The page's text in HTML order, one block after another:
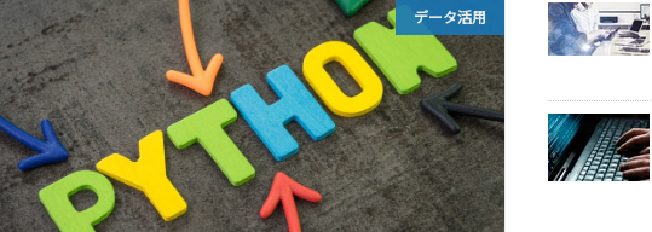
データ活用